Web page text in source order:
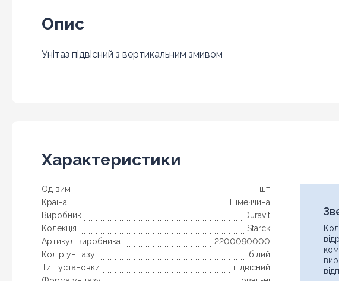
Опис
Унітаз підвісний з вертикальним змивом
Характеристики
Од вим
шт
Країна
Німеччина
Виробник
Duravit
Колекція
Starck
Артикул виробника
2200090000
Колір унітазу
білий
Тип установки
підвісний
Ім'я
Email
Знайшли
Шановні клієнти
інтернету
нас ... дайте нам